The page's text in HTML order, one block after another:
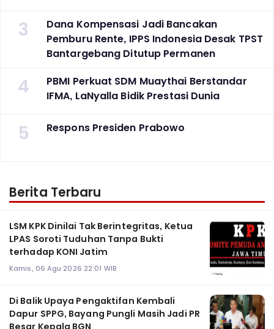
3
Dana Kompensasi Jadi Bancakan
Pemburu Rente, IPPS Indonesia Desak TPST
Bantargebang Ditutup Permanen
4
PBMI Perkuat SDM Muaythai Berstandar
IFMA, LaNyalla Bidik Prestasi Dunia
5 Respons Presiden Prabowo
Berita Terbaru
LSM KPK Dinilai Tak Berintegritas, Ketua
LPAS Soroti Tuduhan Tanpa Bukti
terhadap KONI Jatim
Kamis, 06 Agu 2026 22:01 WIB
Di Balik Upaya Pengaktifan Kembali
Dapur SPPG, Bayang Pungli Masih Jadi PR